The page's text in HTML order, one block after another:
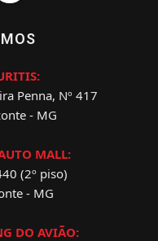
Penna, Nº 417
- MG
MALL:
(2º piso)
- MG
DO AVIÃO: